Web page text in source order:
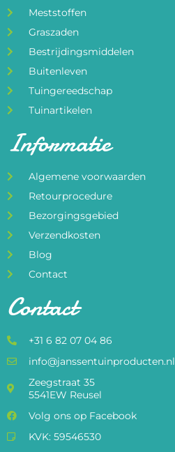
Meststoffen
Graszaden
Bestrijdingsmiddelen
Buitenleven
Tuingereedschap
Tuinartikelen
Informatie
Algemene voorwaarden
Retourprocedure
Bezorgingsgebied
Verzendkosten
Blog
Contact
Contact
+31 6 82 07 04 86
info@janssentuinproducten.nl
Zeegstraat 35
5541EW Reusel
Volg ons op Facebook
KVK: 59546530